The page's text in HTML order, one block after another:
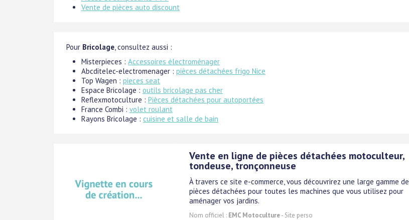
Vente de pièces auto discount
Pour Bricolage, consultez aussi :
Misterpieces : Accessoires électroménager
Abcditelec-electromenager : pièces détachées frigo Nice
Top Wagen : pieces seat
Espace Bricolage : outils bricolage pas cher
Reflexmotoculture : Pièces détachées pour autoportées
France Combi : volet roulant
Rayons Bricolage : cuisine et salle de bain
Vente en ligne de pièces détachées motoculteur,
tondeuse, tronçonneuse
À travers ce site e-commerce, vous découvrirez une large gamme de
pièces détachées pour toutes les machines que vous utilisez pour
aménager vos jardins.
Nom officiel : EMC Motoculture- Site perso